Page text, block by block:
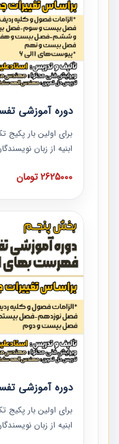
دوره آموزشی
برای اولین بار
ابنیه از زبان
ردیف ها و مطالب
دوره به صورت کامل
دوره با کلام مهندس
مشاور در امر بازنگری
همکارانی که در
توصیه می کنیم از
2625000 تومان
دوره آموزشی
برای اولین بار
ابنیه از زبان
ردیف ها و مطالب